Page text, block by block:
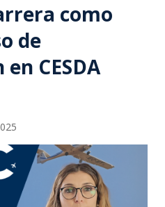
como
de
CESDA